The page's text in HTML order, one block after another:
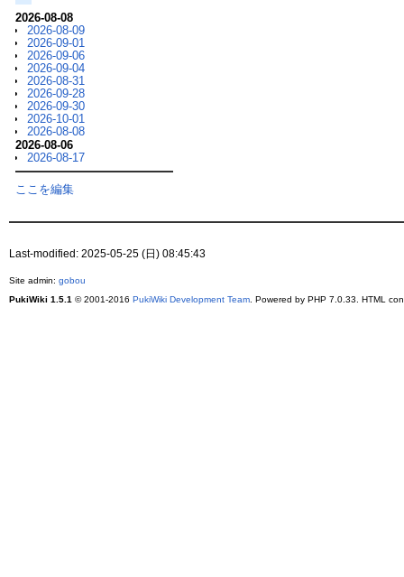
2026-08-08
2026-08-09
2026-09-01
2026-09-06
2026-09-04
2026-08-31
2026-09-28
2026-09-30
2026-10-01
2026-08-08
2026-08-06
2026-08-17
ここを編集
Last-modified: 2025-05-25 (日) 08:45:43
Site admin: gobou
PukiWiki 1.5.1 © 2001-2016 PukiWiki Development Team . Powered by PHP 7.0.33. HTML